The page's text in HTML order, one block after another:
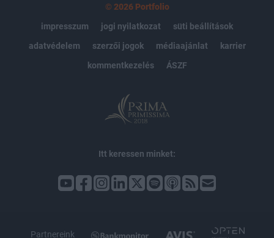
© 2026 Portfolio
impresszum
jogi nyilatkozat
süti beállítások
adatvédelem
szerzői jogok médiaajánlat
karrier
kommentkezelés
ÁSZF
Itt keressen minket:
Partnereink